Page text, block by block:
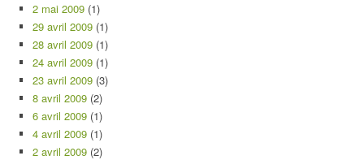
2 mai 2009 (1)
29 avril 2009 (1)
28 avril 2009 (1)
24 avril 2009 (1)
23 avril 2009 (3)
8 avril 2009 (2)
6 avril 2009 (1)
4 avril 2009 (1)
2 avril 2009 (2)